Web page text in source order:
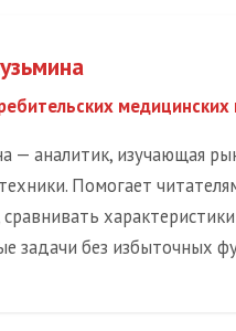
— аналитик, изучающая
Помогает
сравнивать
задачи без избыточных